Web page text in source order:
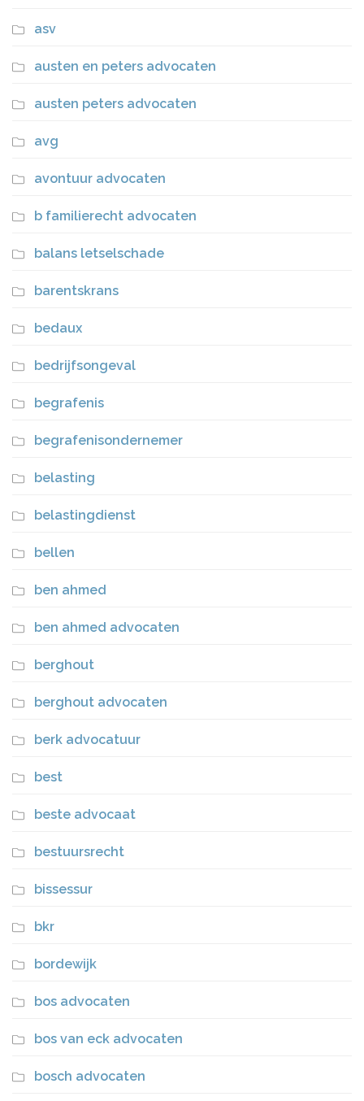
asv
austen en peters advocaten
austen peters advocaten
avg
avontuur advocaten
b familierecht advocaten
balans letselschade
barentskrans
bedaux
bedrijfsongeval
begrafenis
begrafenisondernemer
belasting
belastingdienst
bellen
ben ahmed
ben ahmed advocaten
berghout
berghout advocaten
berk advocatuur
best
beste advocaat
bestuursrecht
bissessur
bkr
bordewijk
bos advocaten
bos van eck advocaten
bosch advocaten